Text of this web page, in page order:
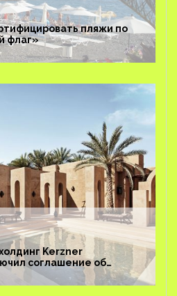
пляжи по
флаг»
Kerzner
соглашение об
Bab Al Shams Desert